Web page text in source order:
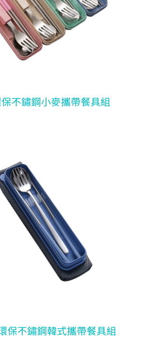
不鏽鋼小麥攜帶餐具組
保不鏽鋼韓式攜帶餐具組